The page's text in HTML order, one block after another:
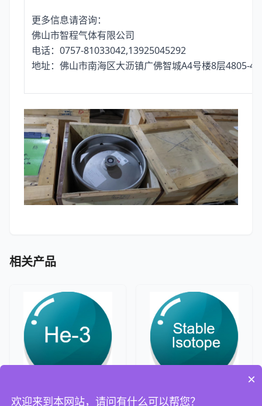
更多信息请咨询：
佛山市智程气体有限公司
电话：0757-81033042,13925045292
地址：佛山市南海区大沥镇广佛智城A4号楼8层4805-
相关产品
×
欢迎来到本网站，请问有什么可以帮您？